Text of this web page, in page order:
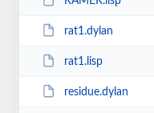
rat1.dylan
rat1.lisp
residue.dylan